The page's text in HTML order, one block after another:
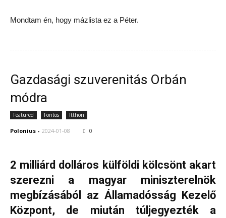
Mondtam én, hogy mázlista ez a Péter.
Gazdasági szuverenitás Orbán
módra
Featured Fontos Itthon
Polonius - 2024-01-08 0
2 milliárd dolláros külföldi kölcsönt akart
szerezni a magyar miniszterelnök
megbízásából az Államadósság Kezelő
Központ, de miután túljegyezték a